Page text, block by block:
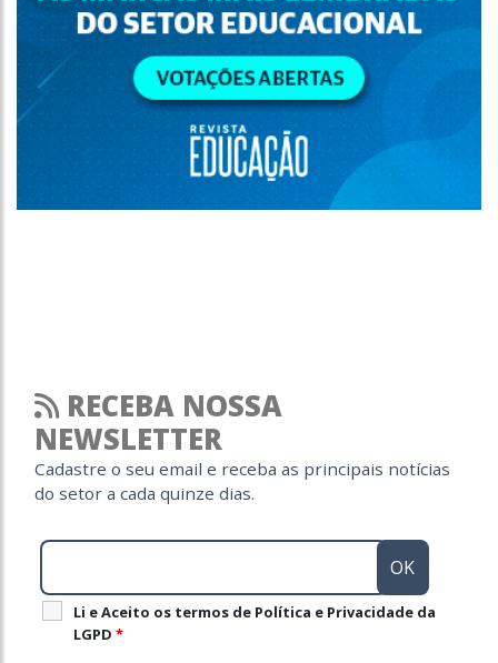
RECEBA NOSSA
NEWSLETTER
Cadastre o seu email e receba as principais notícias
do setor a cada quinze dias.
Li e Aceito os termos de Política e Privacidade da
LGPD *